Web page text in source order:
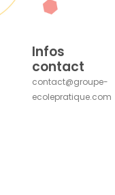
Infos
contact
contact@groupe-
ecolepratique.com